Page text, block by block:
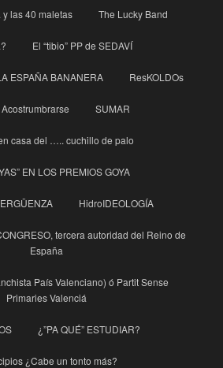
las 40 maletas The Lucky Band
El “tibio” PP de SEDAVÍ
ESPAÑA BANANERA ResKOLDOs
SUMAR
casa del ….. cuchillo de palo
EN LOS PREMIOS GOYA
HidroIDEOLOGÍA
tercera autoridad del Reino de
España
País Valenciano) ó Partit Sense
Primaries Valenciá
¿”PA QUÉ” ESTUDIAR?
¿Cabe un tonto más?